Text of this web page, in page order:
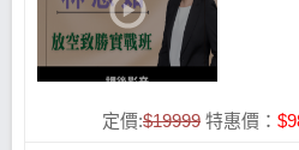
定價:$19999 特惠價：